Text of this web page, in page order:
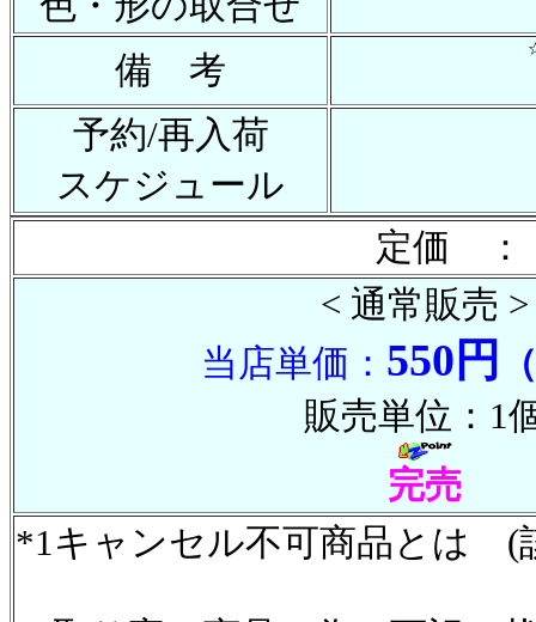
備 考
予約/再入荷
スケジュール
定価 ：
< 通常販売 >
当店単価： 550円
販売単位：1
完売
*1キャンセル不可商品とは (